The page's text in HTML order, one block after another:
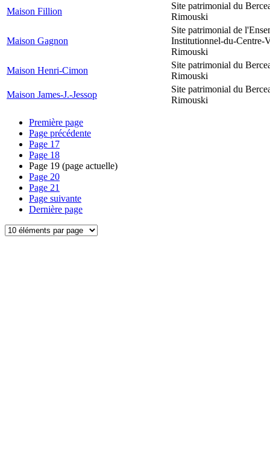
Maison Fillion
Site patrimonial du
Rimouski
Maison Gagnon
Site patrimonial de
Institutionnel-du-Centre-
Rimouski
Maison Henri-Cimon
Site patrimonial du
Rimouski
Maison James-J.-Jessop
Site patrimonial du
Rimouski
Première page
Page précédente
Page 17
Page 18
Page 19 (page actuelle)
Page 20
Page 21
Page suivante
Dernière page